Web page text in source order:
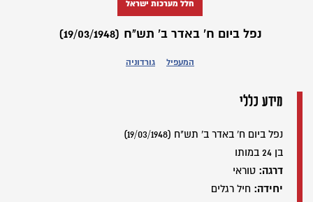
חלל מערכות ישראל
נפל ביום ח' באדר ב' תש"ח (19/03/1948)
המעפיל גורדוניה
מידע כללי
נפל ביום ח' באדר ב' תש"ח (19/03/1948)
בן 24 במותו
דרגה: טוראי
יחידה: חיל רגלים